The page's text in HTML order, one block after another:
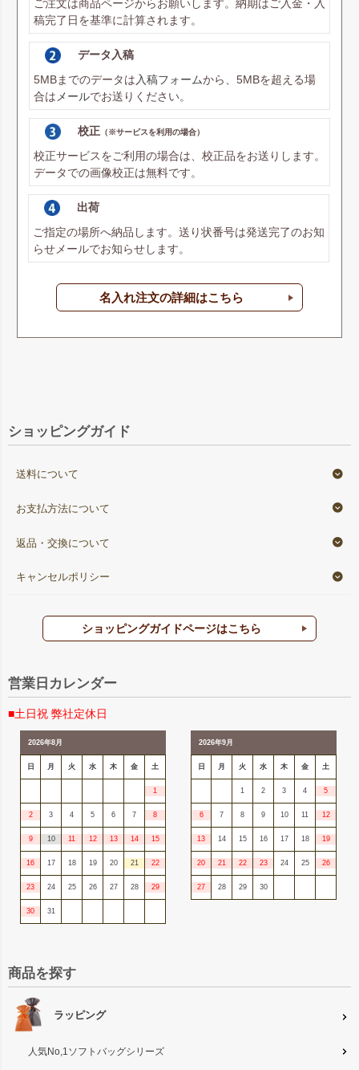
ご注文は商品ページからお願いします。納期はご入金・入
稿完了日を基準に計算されます。
データ入稿
5MBまでのデータは 入稿フォームから、5MBを超える場
合は メールでお送りください。
校正 （※サービスを利用の場合）
校正サービスをご利用の場合は、校正品をお送りします。
データでの画像校正は無料です。
出荷
ご指定の場所へ納品します。送り状番号は発送完了のお知
らせメールでお知らせします。
名入れ注文の詳細はこちら
ショッピングガイド
送料について
お支払方法について
返品・交換について
キャンセルポリシー
ショッピングガイドページはこちら
営業日カレンダー
■土日祝 弊社定休日
2026年8月
日 月 火 水 木 金 土
1
2 3 4 5 6 7 8
9 10 11 12 13 14 15
16 17 18 19 20 21 22
23 24 25 26 27 28 29
30 31
2026年9月
日 月 火 水 木 金 土
1 2 3 4 5
6 7 8 9 10 11 12
13 14 15 16 17 18 19
20 21 22 23 24 25 26
27 28 29 30
商品を探す
ラッピング
人気No,1ソフトバッグシリーズ